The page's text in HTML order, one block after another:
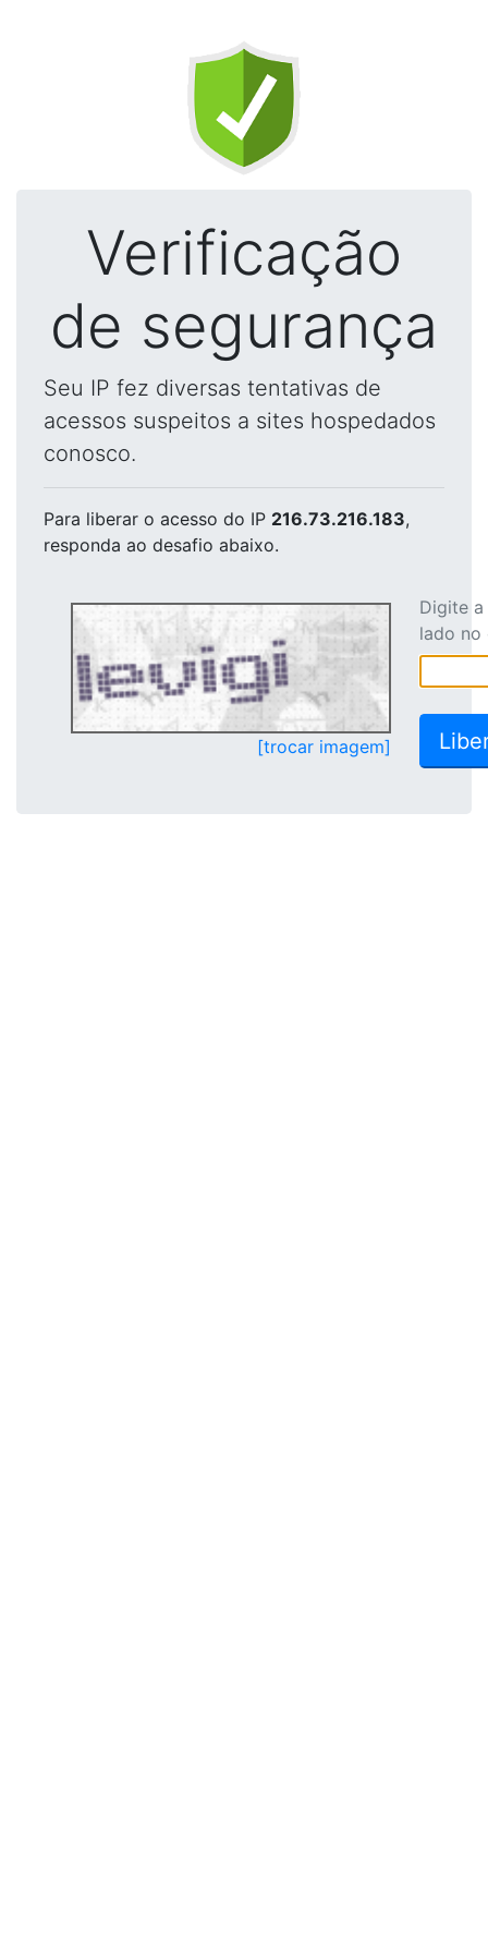
Verificação
de segurança
Seu IP fez diversas tentativas de
acessos suspeitos a sites hospedados
conosco.
Para liberar o acesso do IP 216.73.216.183,
responda ao desafio abaixo.
[trocar imagem]
Digite
lado no